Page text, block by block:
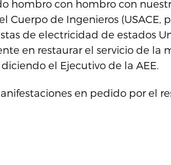
hombro con hombro con
Cuerpo de Ingenieros (USACE,
de electricidad de estados
en restaurar el servicio de la
el Ejecutivo de la AEE.
en pedido por el